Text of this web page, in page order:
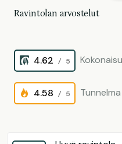
Ravintolan arvostelut
4.62 / 5
4.58 / 5 Tunnelma